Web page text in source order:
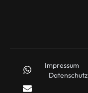
Impressum
Datenschutz